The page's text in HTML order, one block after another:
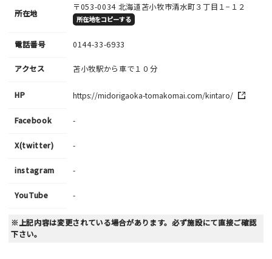
所在地
〒053-0034 北海道苫小牧市清水町３丁目１−１２
所在地をコピーする
電話番号 0144-33-6933
アクセス 苫小牧駅から車で１０分
HP https://midorigaoka-tomakomai.com/kintaro/
Facebook -
X(twitter) -
instagram -
YouTube -
※上記内容は変更されている場合があります。必ず施設にて直接ご確認
下さい。